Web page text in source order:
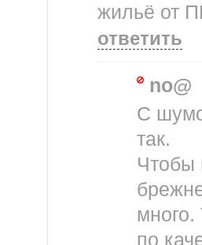
жильё от
ответить
no@
С
так.
Чтобы
много.
по